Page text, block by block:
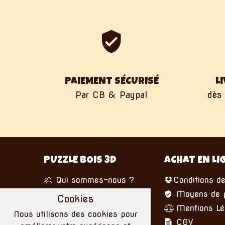
PAIEMENT SÉCURISÉ
Par CB & Paypal
PUZZLE BOIS 3D
Qui sommes-nous ?
Nous écrire
ACHAT EN
Conditions
Moyens de
Mentions
CGV
Cookies
Nous utilisons des cookies pour